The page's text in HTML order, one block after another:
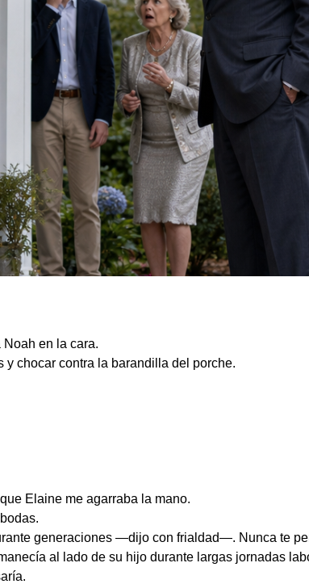
en la cara.
y chocar contra la barandilla del porche.
Elaine me agarraba la mano.
generaciones —dijo con frialdad—. Nunca te
al lado de su hijo durante largas jornadas